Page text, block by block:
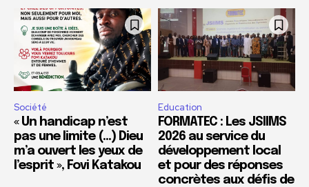
Société
« Un handicap n’est
pas une limite (…) Dieu
m’a ouvert les yeux de
l’esprit », Fovi Katakou
Education
FORMATEC : Les JSIIMS
2026 au service du
développement local
et pour des réponses
concrètes aux défis de